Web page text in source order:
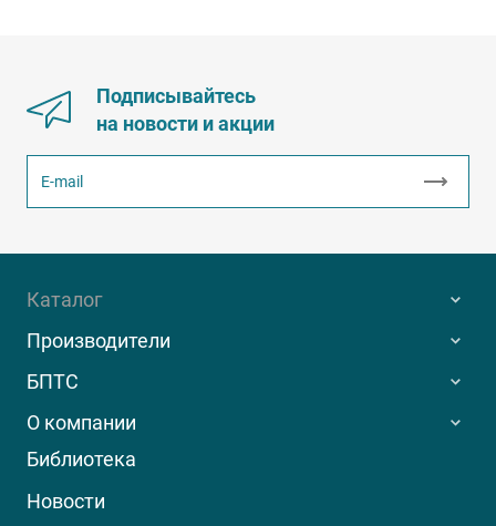
Подписывайтесь
на новости и акции
Каталог
Производители
БПТС
О компании
Библиотека
Новости